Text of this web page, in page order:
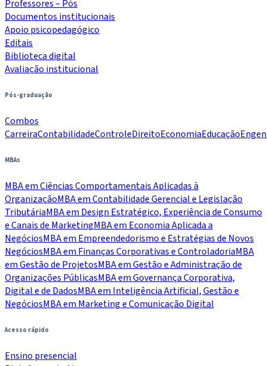
Professores – Pós
Documentos institucionais
Apoio psicopedagógico
Editais
Biblioteca digital
Avaliação institucional
Pós-graduação
Combos
CarreiraContabilidadeControleDireitoEconomiaEducação
MBAs
MBA em Ciências Comportamentais Aplicadas à
OrganizaçãoMBA em Contabilidade Gerencial e Legislação
TributáriaMBA em Design Estratégico, Experiência de Consumo
e Canais de MarketingMBA em Economia Aplicada a
NegóciosMBA em Empreendedorismo e Estratégias de Novos
NegóciosMBA em Finanças Corporativas e ControladoriaMBA
em Gestão de ProjetosMBA em Gestão e Administração de
Organizações PúblicasMBA em Governança Corporativa,
Digital e de DadosMBA em Inteligência Artificial, Gestão e
NegóciosMBA em Marketing e Comunicação Digital
Acesso rápido
Ensino presencial